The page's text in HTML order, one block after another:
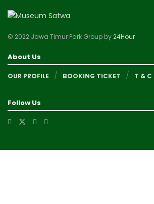
© 2022 Jawa Timur Park Group by24Hour
About Us
OUR PROFILE BOOKING TICKET T & C
Follow Us